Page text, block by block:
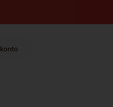
konto